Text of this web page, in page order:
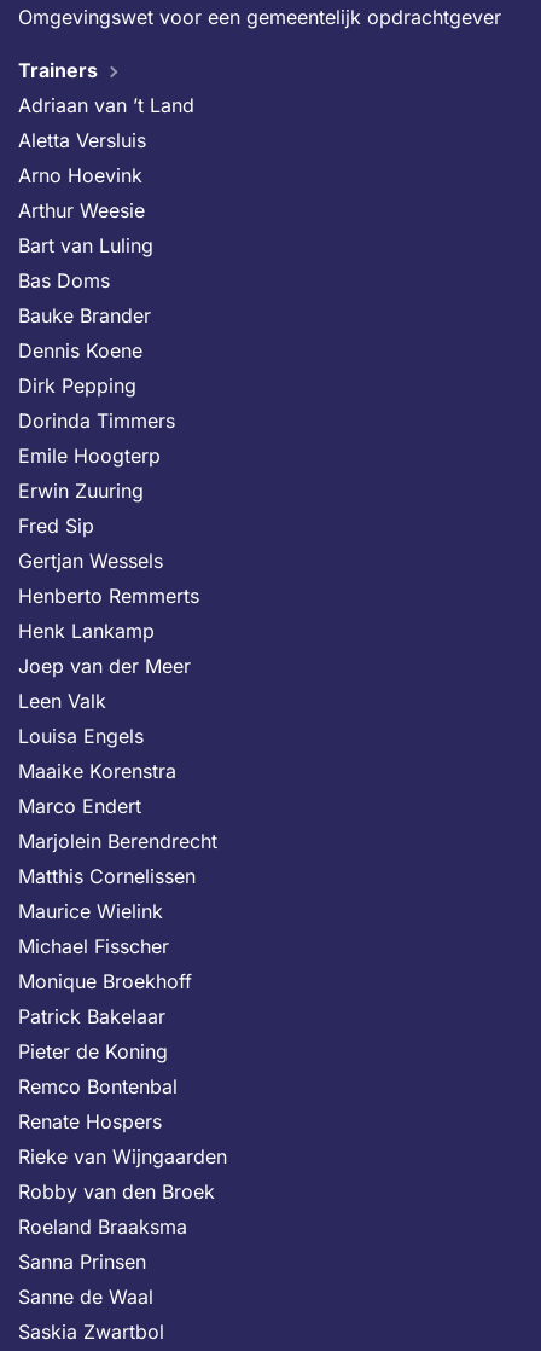
Omgevingswet voor een gemeentelijk opdrachtgever
Trainers
Adriaan van ’t Land
Aletta Versluis
Arno Hoevink
Arthur Weesie
Bart van Luling
Bas Doms
Bauke Brander
Dennis Koene
Dirk Pepping
Dorinda Timmers
Emile Hoogterp
Erwin Zuuring
Fred Sip
Gertjan Wessels
Henberto Remmerts
Henk Lankamp
Joep van der Meer
Leen Valk
Louisa Engels
Maaike Korenstra
Marco Endert
Marjolein Berendrecht
Matthis Cornelissen
Maurice Wielink
Michael Fisscher
Monique Broekhoff
Patrick Bakelaar
Pieter de Koning
Remco Bontenbal
Renate Hospers
Rieke van Wijngaarden
Robby van den Broek
Roeland Braaksma
Sanna Prinsen
Sanne de Waal
Saskia Zwartbol